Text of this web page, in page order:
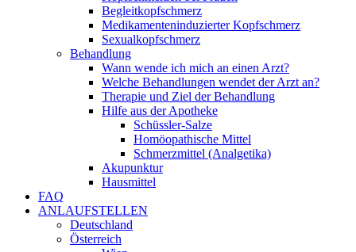
Begleitkopfschmerz
Medikamenteninduzierter Kopfschmerz
Sexualkopfschmerz
Behandlung
Wann wende ich mich an einen Arzt?
Welche Behandlungen wendet der Arzt an?
Therapie und Ziel der Behandlung
Hilfe aus der Apotheke
Schüssler-Salze
Homöopathische Mittel
Schmerzmittel (Analgetika)
Akupunktur
Hausmittel
FAQ
ANLAUFSTELLEN
Deutschland
Österreich